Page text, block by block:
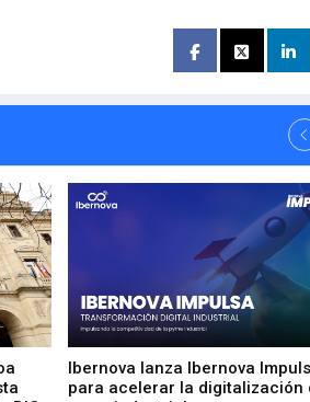
Ibernova lanza Ibernova
para acelerar la digitalización